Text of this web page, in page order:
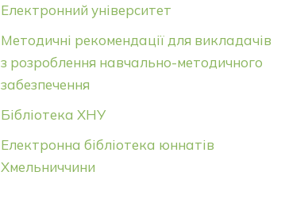
Електронний університет
Методичні рекомендації для викладачів
з розроблення навчально-методичного
забезпечення
Бібліотека ХНУ
Електронна бібліотека юннатів
Хмельниччини